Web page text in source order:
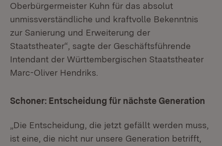
Oberbürgermeister Kuhn für das absolut
unmissverständliche und kraftvolle Bekenntnis
zur Sanierung und Erweiterung der
Staatstheater“, sagte der Geschäftsführende
Intendant der Württembergischen Staatstheater
Marc-Oliver Hendriks.
Schoner: Entscheidung für nächste Generation
„Die Entscheidung, die jetzt gefällt werden muss,
ist eine, die nicht nur unsere Generation betrifft,